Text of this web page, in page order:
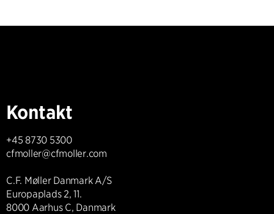
Kontakt
+45 8730 5300
cfmoller@cfmoller.com
C.F. Møller Danmark A/S
Europaplads 2, 11.
8000 Aarhus C, Danmark